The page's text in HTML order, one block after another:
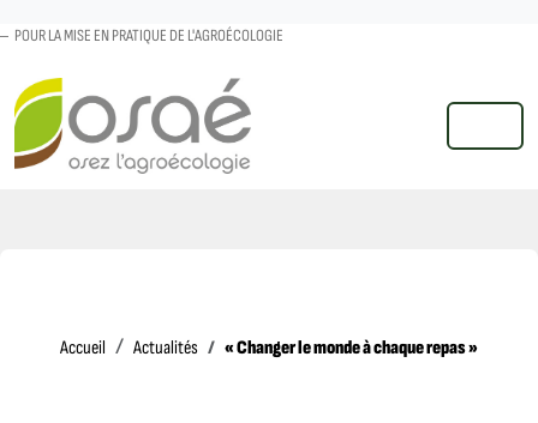
POUR LA MISE EN PRATIQUE DE L'AGROÉCOLOGIE
MENU
Accueil AccueilActualités « Changer le monde à chaque repas » le